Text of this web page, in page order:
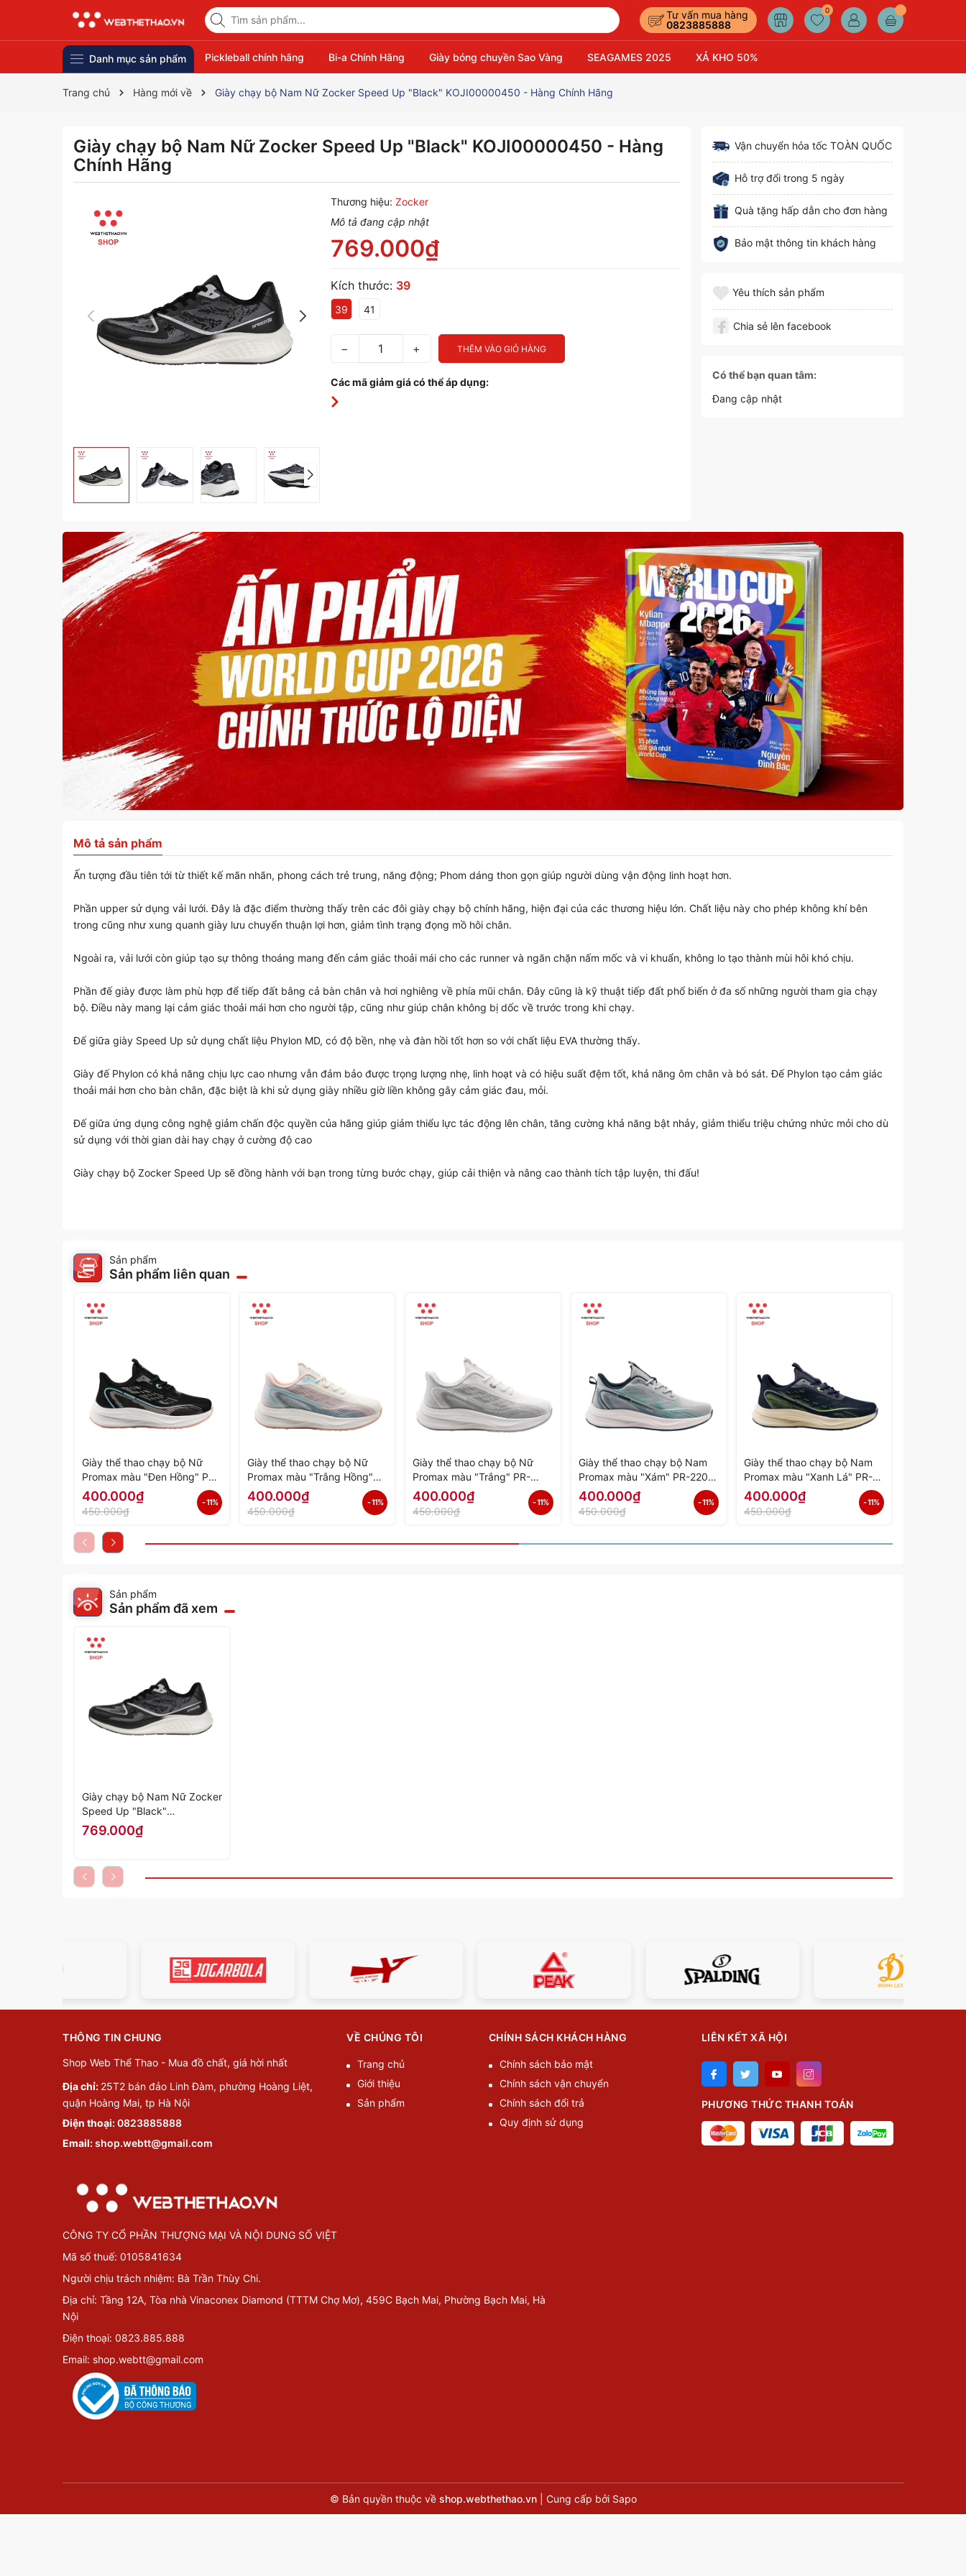
Tư vấn mua hàng
0823885888
0
Danh mục sản phẩm Pickleball chính hãng Bi-a Chính Hãng Giày bóng chuyền Sao Vàng SEAGAMES 2025 XẢ KHO 50%
Trang chủ Hàng mới về Giày chạy bộ Nam Nữ Zocker Speed Up "Black" KOJI00000450 - Hàng Chính Hãng
Giày chạy bộ Nam Nữ Zocker Speed Up "Black" KOJI00000450 - Hàng
Chính Hãng
Thương hiệu: Zocker
Mô tả đang cập nhật
769.000₫
Kích thước: 39
39 41
− + THÊM VÀO GIỎ HÀNG
Các mã giảm giá có thể áp dụng:
Vận chuyển hỏa tốc TOÀN QUỐC
Hỗ trợ đổi trong 5 ngày
Quà tặng hấp dẫn cho đơn hàng
Bảo mật thông tin khách hàng
Yêu thích sản phẩm
Chia sẻ lên facebook
Có thể bạn quan tâm:
Đang cập nhật
Mô tả sản phẩm
Ấn tượng đầu tiên tới từ thiết kế mãn nhãn, phong cách trẻ trung, năng động; Phom dáng thon gọn giúp người dùng vận động linh hoạt hơn.
Phần upper sử dụng vải lưới. Đây là đặc điểm thường thấy trên các đôi giày chạy bộ chính hãng, hiện đại của các thương hiệu lớn. Chất liệu này cho phép không khí bên
trong cũng như xung quanh giày lưu chuyển thuận lợi hơn, giảm tình trạng đọng mồ hôi chân.
Ngoài ra, vải lưới còn giúp tạo sự thông thoáng mang đến cảm giác thoải mái cho các runner và ngăn chặn nấm mốc và vi khuẩn, không lo tạo thành mùi hôi khó chịu.
Phần đế giày được làm phù hợp để tiếp đất bằng cả bàn chân và hơi nghiêng về phía mũi chân. Đây cũng là kỹ thuật tiếp đất phổ biến ở đa số những người tham gia chạy
bộ. Điều này mang lại cảm giác thoải mái hơn cho người tập, cũng như giúp chân không bị dốc về trước trong khi chạy.
Đế giữa giày Speed Up sử dụng chất liệu Phylon MD, có độ bền, nhẹ và đàn hồi tốt hơn so với chất liệu EVA thường thấy.
Giày đế Phylon có khả năng chịu lực cao nhưng vẫn đảm bảo được trọng lượng nhẹ, linh hoạt và có hiệu suất đệm tốt, khả năng ôm chân và bó sát. Đế Phylon tạo cảm giác
thoải mái hơn cho bàn chân, đặc biệt là khi sử dụng giày nhiều giờ liền không gây cảm giác đau, mỏi.
Đế giữa ứng dụng công nghệ giảm chấn độc quyền của hãng giúp giảm thiểu lực tác động lên chân, tăng cường khả năng bật nhảy, giảm thiểu triệu chứng nhức mỏi cho dù
sử dụng với thời gian dài hay chạy ở cường độ cao
Giày chạy bộ Zocker Speed Up sẽ đồng hành với bạn trong từng bước chạy, giúp cải thiện và nâng cao thành tích tập luyện, thi đấu!
Sản phẩm
Sản phẩm liên quan
Giày thể thao chạy bộ Nữ
Promax màu "Đen Hồng" PR-
2206-06 - Hàng Chính Hãng
400.000₫
450.000₫
- 11%
Giày thể thao chạy bộ Nữ
Promax màu "Trắng Hồng"
PR-2206-05 - Hàng Chính
Hãng
400.000₫
450.000₫
- 11%
Giày thể thao chạy bộ Nữ
Promax màu "Trắng" PR-
2206-04 - Hàng Chính Hãng
400.000₫
450.000₫
- 11%
Giày thể thao chạy bộ Nam
Promax màu "Xám" PR-2206-
03 - Hàng Chính Hãng
400.000₫
450.000₫
- 11%
Giày thể thao chạy bộ Nam
Promax màu "Xanh Lá" PR-
2206-02 - Hàng Chính Hãng
400.000₫
450.000₫
- 11%
Sản phẩm
Sản phẩm đã xem
Giày chạy bộ Nam Nữ Zocker
Speed Up "Black"
KOJI00000450 - Hàng Chính
Hãng
769.000₫
THÔNG TIN CHUNG
Shop Web Thể Thao - Mua đồ chất, giá hời nhất
Địa chỉ: 25T2 bán đảo Linh Đàm, phường Hoàng Liệt,
quận Hoàng Mai, tp Hà Nội
Điện thoại:0823885888
Email:shop.webtt@gmail.com
VỀ CHÚNG TÔI
Trang chủ
Giới thiệu
Sản phẩm
CHÍNH SÁCH KHÁCH HÀNG
Chính sách bảo mật
Chính sách vận chuyển
Chính sách đổi trả
Quy định sử dụng
LIÊN KẾT XÃ HỘI
PHƯƠNG THỨC THANH TOÁN
CÔNG TY CỔ PHẦN THƯỢNG MẠI VÀ NỘI DUNG SỐ VIỆT
Mã số thuế: 0105841634
Người chịu trách nhiệm: Bà Trần Thùy Chi.
Địa chỉ: Tầng 12A, Tòa nhà Vinaconex Diamond (TTTM Chợ Mơ), 459C Bạch Mai, Phường Bạch Mai, Hà
Nội
Điện thoại: 0823.885.888
Email: shop.webtt@gmail.com
© Bản quyền thuộc về shop.webthethao.vn Cung cấp bởi Sapo